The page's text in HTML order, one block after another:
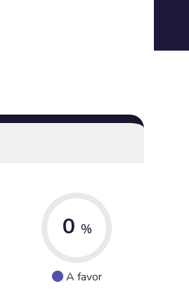
0 %
A favor